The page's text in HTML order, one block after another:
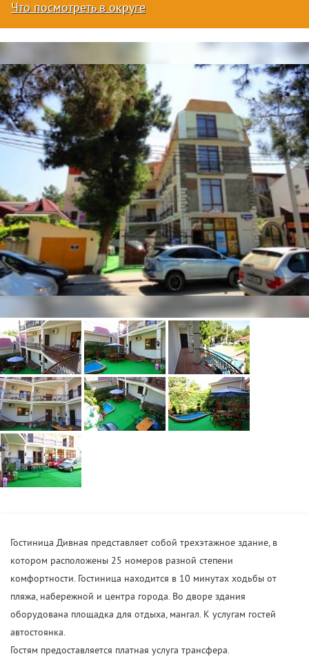
Что посмотреть в округе
Гостиница Дивная представляет собой трехэтажное здание, в
котором расположены 25 номеров разной степени
комфортности. Гостиница находится в 10 минутах ходьбы от
пляжа, набережной и центра города. Во дворе здания
оборудована площадка для отдыха, мангал. К услугам гостей
автостоянка.
Гостям предоставляется платная услуга трансфера.